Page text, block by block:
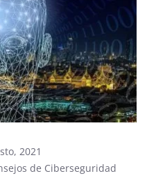
2021
de Ciberseguridad